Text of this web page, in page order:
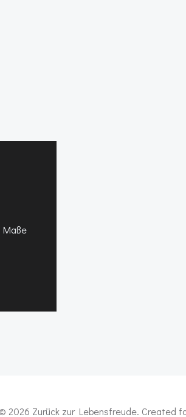
© 2026 Zurück zur Lebensfreude. Created